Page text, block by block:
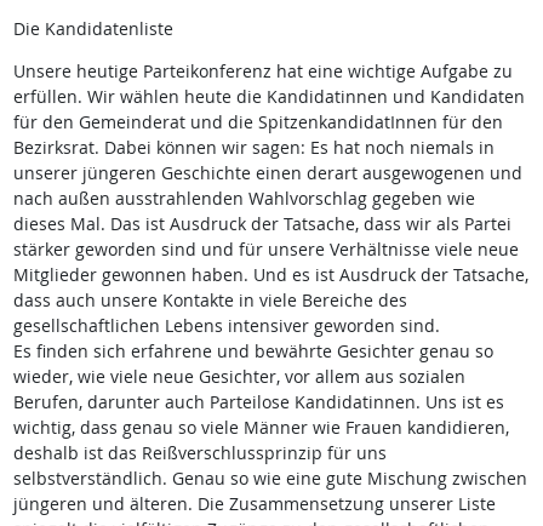
Die Kandidatenliste
Unsere heutige Parteikonferenz hat eine wichtige Aufgabe zu
erfüllen. Wir wählen heute die Kandidatinnen und Kandidaten
für den Gemeinderat und die SpitzenkandidatInnen für den
Bezirksrat. Dabei können wir sagen: Es hat noch niemals in
unserer jüngeren Geschichte einen derart ausgewogenen und
nach außen ausstrahlenden Wahlvorschlag gegeben wie
dieses Mal. Das ist Ausdruck der Tatsache, dass wir als Partei
stärker geworden sind und für unsere Verhältnisse viele neue
Mitglieder gewonnen haben. Und es ist Ausdruck der Tatsache,
dass auch unsere Kontakte in viele Bereiche des
gesellschaftlichen Lebens intensiver geworden sind.
Es finden sich erfahrene und bewährte Gesichter genau so
wieder, wie viele neue Gesichter, vor allem aus sozialen
Berufen, darunter auch Parteilose Kandidatinnen. Uns ist es
wichtig, dass genau so viele Männer wie Frauen kandidieren,
deshalb ist das Reißverschlussprinzip für uns
selbstverständlich. Genau so wie eine gute Mischung zwischen
jüngeren und älteren. Die Zusammensetzung unserer Liste